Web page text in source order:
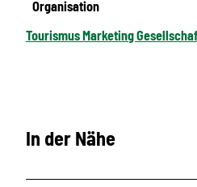
Organisation
Tourismus Marketing
In der Nähe